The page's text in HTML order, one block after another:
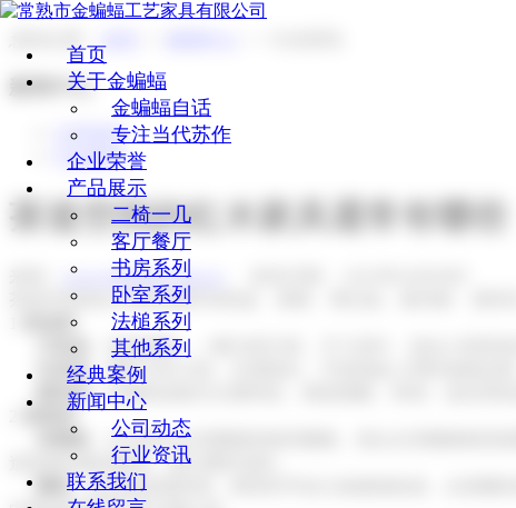
首页
关于金蝙蝠
金蝙蝠自话
专注当代苏作
企业荣誉
产品展示
二椅一几
客厅餐厅
书房系列
卧室系列
法槌系列
其他系列
经典案例
新闻中心
公司动态
行业资讯
联系我们
新闻中心
公司动态
行业资讯
茶道空间的红木家具通常有哪些
www.jinbianfu.com.cn
茶道空间的红木家具通常有茶桌、茶椅、博古架、陈列柜、屏风
茶桌类
方茶桌
：造型规整，一般为四方形，尺寸适中，适合小型茶
长茶桌：通常为长方形，长度较长，可容纳多人同时就座品
圆茶桌：以圆形桌面为主要特征，寓意团圆、和谐，适合营
茶椅类
官帽椅
：分为四出头官帽椅和南官帽椅。四出头官帽椅椅背
造型相对圆润柔和，更注重舒适性。
圈椅：由交椅发展而来，椅背扶手由几条曲线组成，从搭脑